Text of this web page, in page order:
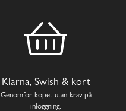
Klarna, Swish & kort
Genomför köpet utan krav på
inloggning.